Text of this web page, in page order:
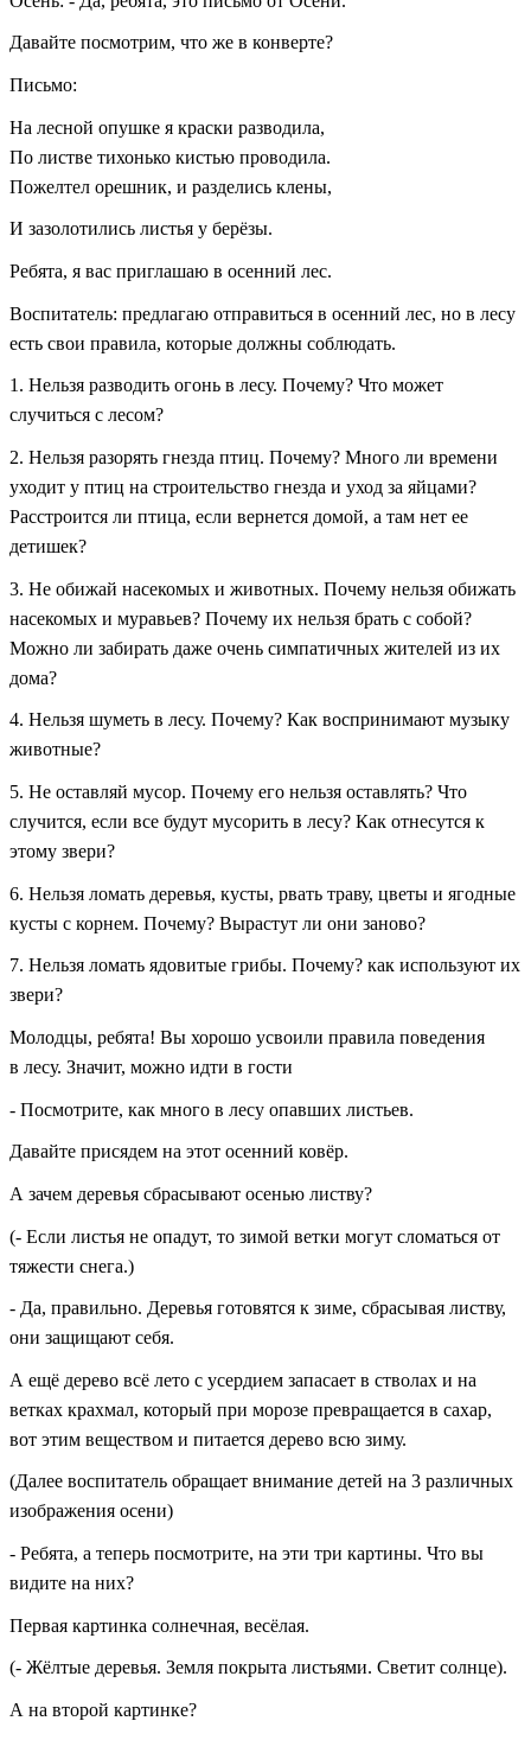
Давайте посмотрим, что же в конверте?
Письмо:
На лесной опушке я краски разводила,
По листве тихонько кистью проводила.
Пожелтел орешник, и разделись клены,
И зазолотились листья у берёзы.
Ребята, я вас приглашаю в осенний лес.
Воспитатель: предлагаю отправиться в осенний лес, но в лесу
есть свои правила, которые должны соблюдать.
1. Нельзя разводить огонь в лесу. Почему? Что может
случиться с лесом?
2. Нельзя разорять гнезда птиц. Почему? Много ли времени
уходит у птиц на строительство гнезда и уход за яйцами?
Расстроится ли птица, если вернется домой, а там нет ее
детишек?
3. Не обижай насекомых и животных. Почему нельзя обижать
насекомых и муравьев? Почему их нельзя брать с собой?
Можно ли забирать даже очень симпатичных жителей из их
дома?
4. Нельзя шуметь в лесу. Почему? Как воспринимают музыку
животные?
5. Не оставляй мусор. Почему его нельзя оставлять? Что
случится, если все будут мусорить в лесу? Как отнесутся к
этому звери?
6. Нельзя ломать деревья, кусты, рвать траву, цветы и ягодные
кусты с корнем. Почему? Вырастут ли они заново?
7. Нельзя ломать ядовитые грибы. Почему? как используют их
звери?
Молодцы, ребята! Вы хорошо усвоили правила поведения
в лесу. Значит, можно идти в гости
- Посмотрите, как много в лесу опавших листьев.
Давайте присядем на этот осенний ковёр.
А зачем деревья сбрасывают осенью листву?
(- Если листья не опадут, то зимой ветки могут сломаться от
тяжести снега.)
- Да, правильно. Деревья готовятся к зиме, сбрасывая листву,
они защищают себя.
А ещё дерево всё лето с усердием запасает в стволах и на
ветках крахмал, который при морозе превращается в сахар,
вот этим веществом и питается дерево всю зиму.
(Далее воспитатель обращает внимание детей на 3 различных
изображения осени)
- Ребята, а теперь посмотрите, на эти три картины. Что вы
видите на них?
Первая картинка солнечная, весёлая.
(- Жёлтые деревья. Земля покрыта листьями. Светит солнце).
А на второй картинке?